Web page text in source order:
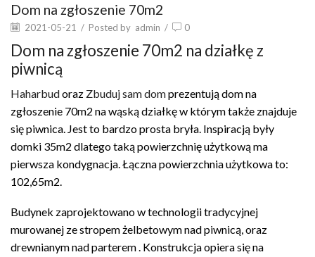
Dom na zgłoszenie 70m2
2021-05-21 / Posted by admin / 0
Dom na zgłoszenie 70m2 na działkę z
piwnicą
Haharbudoraz Zbuduj sam domprezentują dom na
zgłoszenie 70m2 na wąską działkę w którym także znajduje
się piwnica. Jest to bardzo prosta bryła. Inspiracją były
domki 35m2 dlatego taką powierzchnię użytkową ma
pierwsza kondygnacja. Łączna powierzchnia użytkowa to:
102,65m2.
Budynek zaprojektowano w technologii tradycyjnej
murowanej ze stropem żelbetowym nad piwnicą, oraz
drewnianym nad parterem . Konstrukcja opiera się na